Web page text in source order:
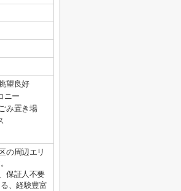
望良好
ニー
み置き場
の周辺エリ
保証人不要
、経験豊富